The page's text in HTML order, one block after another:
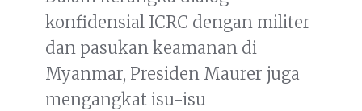
konfidensial ICRC dengan militer
dan pasukan keamanan di
Myanmar, Presiden Maurer juga
mengangkat isu-isu